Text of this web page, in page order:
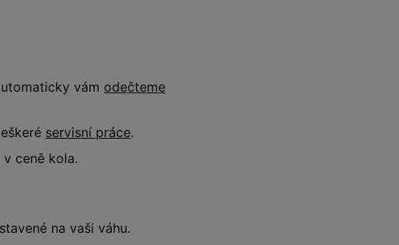
vám odečteme
servisní práce.
v ceně kola.
na vaši váhu.